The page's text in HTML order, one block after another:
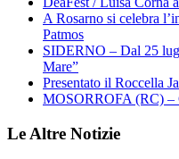
A Rosarno si celebra
Patmos
SIDERNO – Dal 25
Mare”
Presentato il Roccella
MOSORROFA (RC) –
Le Altre Notizie